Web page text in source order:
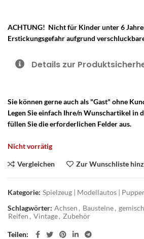
ACHTUNG! Nicht für Kinder unter 6
Erstickungsgefahr aufgrund
Details zur
Sie können gerne auch als "Gast" ohne
Legen Sie einfach Ihre/n Wunschartikel in
füllen Sie die erforderlichen Felder aus.
Nicht vorrätig
Vergleichen Zur Wunschliste
Kategorie: Spielzeug | Modellautos |
Schlagwörter: Achsen , Bausteine,
Reifen , Vintage, Zubehör
Teilen